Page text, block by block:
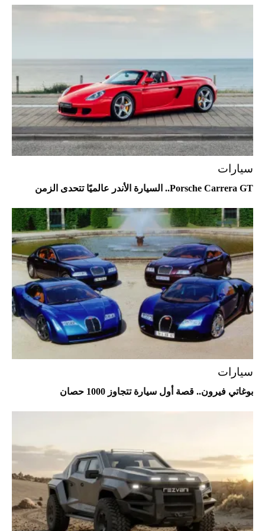
أغلى 10 عطور في العالم للرجال تمنحك فخامة
استثنائية
Aston Martin Valiant: على هوى الأبطال
أفضل تدريج للشعر الطويل لإطلالة جريئة وعصرية
"بوجاتي ميسترال" الاستثنائية للبيع في
مزاد مونتيري
2026-07-23
سيارات
Porsche Carrera GT.. السيارة الأندر عالميًا تتحدى الزمن
سيارات
بوغاتي فيرون.. قصة أول سيارة تتجاوز 1000 حصان